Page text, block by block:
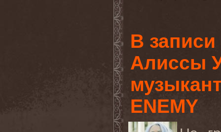
В
Алиссы
ENEMY